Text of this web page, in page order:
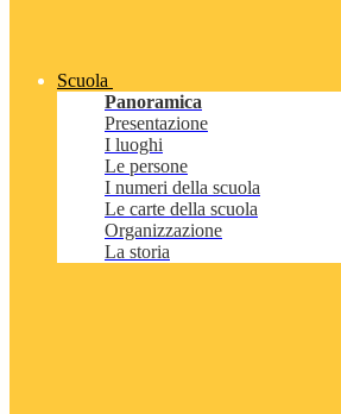
Scuola
Panoramica
Presentazione
I luoghi
Le persone
I numeri della scuola
Le carte della scuola
Organizzazione
La storia